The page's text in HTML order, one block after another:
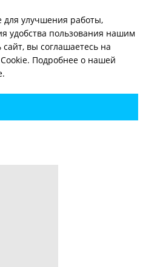
улучшения работы,
удобства пользования нашим
вы соглашаетесь на
Подробнее о нашей